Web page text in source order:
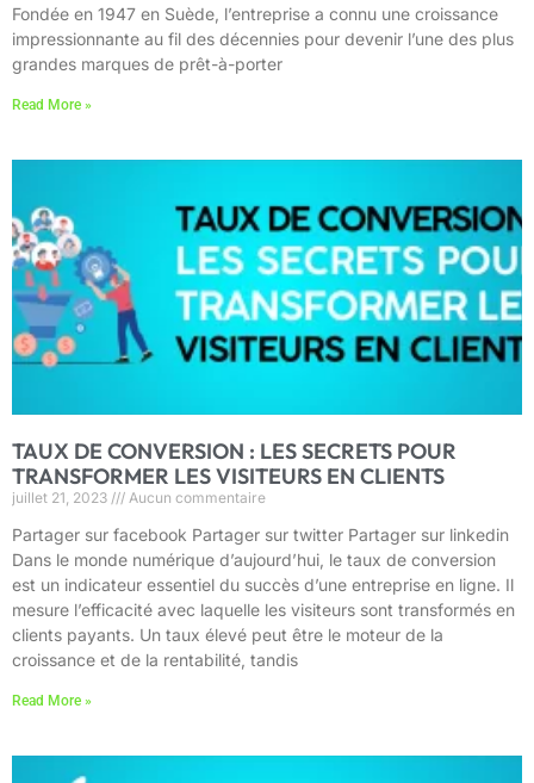
Fondée en 1947 en Suède, l’entreprise a connu une croissance
impressionnante au fil des décennies pour devenir l’une des plus
grandes marques de prêt-à-porter
Read More »
TAUX DE CONVERSION : LES SECRETS POUR
TRANSFORMER LES VISITEURS EN CLIENTS
juillet 21, 2023 Aucun commentaire
Partager sur facebook Partager sur twitter Partager sur linkedin
Dans le monde numérique d’aujourd’hui, le taux de conversion
est un indicateur essentiel du succès d’une entreprise en ligne. Il
mesure l’efficacité avec laquelle les visiteurs sont transformés en
clients payants. Un taux élevé peut être le moteur de la
croissance et de la rentabilité, tandis
Read More »